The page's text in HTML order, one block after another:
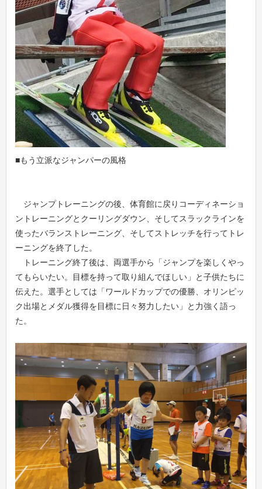
■もう立派なジャンパーの風格
ジャンプトレーニングの後、体育館に戻りコーディネーショ
ントレーニングとクーリングダウン、そしてスラックラインを
使ったバランストレーニング、そしてストレッチを行ってトレ
ーニングを終了した。
トレーニング終了後は、両選手から「ジャンプを楽しくやっ
てもらいたい。目標を持って取り組んでほしい」と子供たちに
伝えた。選手としては「ワールドカップでの優勝、オリンピッ
ク出場とメダル獲得を目標に日々努力したい」と力強く語っ
た。